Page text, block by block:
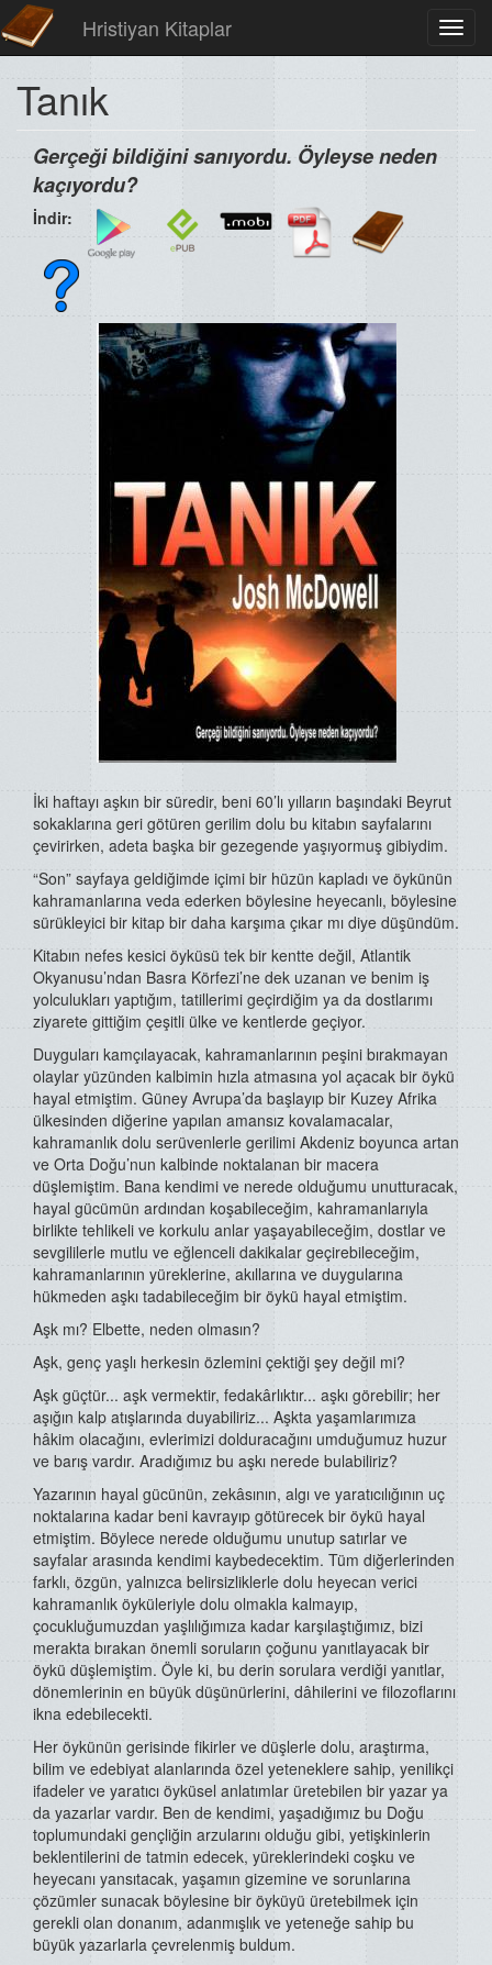
Hristiyan Kitaplar
Tanık
Gerçeği bildiğini sanıyordu. Öyleyse neden
kaçıyordu?
İndir:
İki haftayı aşkın bir süredir, beni 60’lı yılların başındaki Beyrut
sokaklarına geri götüren gerilim dolu bu kitabın sayfalarını
çevirirken, adeta başka bir gezegende yaşıyormuş gibiydim.
“Son” sayfaya geldiğimde içimi bir hüzün kapladı ve öykünün
kahramanlarına veda ederken böylesine heyecanlı, böylesine
sürükleyici bir kitap bir daha karşıma çıkar mı diye düşündüm.
Kitabın nefes kesici öyküsü tek bir kentte değil, Atlantik
Okyanusu’ndan Basra Körfezi’ne dek uzanan ve benim iş
yolculukları yaptığım, tatillerimi geçirdiğim ya da dostlarımı
ziyarete gittiğim çeşitli ülke ve kentlerde geçiyor.
Duyguları kamçılayacak, kahramanlarının peşini bırakmayan
olaylar yüzünden kalbimin hızla atmasına yol açacak bir öykü
hayal etmiştim. Güney Avrupa’da başlayıp bir Kuzey Afrika
ülkesinden diğerine yapılan amansız kovalamacalar,
kahramanlık dolu serüvenlerle gerilimi Akdeniz boyunca artan
ve Orta Doğu’nun kalbinde noktalanan bir macera
düşlemiştim. Bana kendimi ve nerede olduğumu unutturacak,
hayal gücümün ardından koşabileceğim, kahramanlarıyla
birlikte tehlikeli ve korkulu anlar yaşayabileceğim, dostlar ve
sevgililerle mutlu ve eğlenceli dakikalar geçirebileceğim,
kahramanlarının yüreklerine, akıllarına ve duygularına
hükmeden aşkı tadabileceğim bir öykü hayal etmiştim.
Aşk mı? Elbette, neden olmasın?
Aşk, genç yaşlı herkesin özlemini çektiği şey değil mi?
Aşk güçtür... aşk vermektir, fedakârlıktır... aşkı görebilir; her
aşığın kalp atışlarında duyabiliriz... Aşkta yaşamlarımıza
hâkim olacağını, evlerimizi dolduracağını umduğumuz huzur
ve barış vardır. Aradığımız bu aşkı nerede bulabiliriz?
Yazarının hayal gücünün, zekâsının, algı ve yaratıcılığının uç
noktalarına kadar beni kavrayıp götürecek bir öykü hayal
etmiştim. Böylece nerede olduğumu unutup satırlar ve
sayfalar arasında kendimi kaybedecektim. Tüm diğerlerinden
farklı, özgün, yalnızca belirsizliklerle dolu heyecan verici
kahramanlık öyküleriyle dolu olmakla kalmayıp,
çocukluğumuzdan yaşlılığımıza kadar karşılaştığımız, bizi
merakta bırakan önemli soruların çoğunu yanıtlayacak bir
öykü düşlemiştim. Öyle ki, bu derin sorulara verdiği yanıtlar,
dönemlerinin en büyük düşünürlerini, dâhilerini ve filozoflarını
ikna edebilecekti.
Her öykünün gerisinde fikirler ve düşlerle dolu, araştırma,
bilim ve edebiyat alanlarında özel yeteneklere sahip, yenilikçi
ifadeler ve yaratıcı öyküsel anlatımlar üretebilen bir yazar ya
da yazarlar vardır. Ben de kendimi, yaşadığımız bu Doğu
toplumundaki gençliğin arzularını olduğu gibi, yetişkinlerin
beklentilerini de tatmin edecek, yüreklerindeki coşku ve
heyecanı yansıtacak, yaşamın gizemine ve sorunlarına
çözümler sunacak böylesine bir öyküyü üretebilmek için
gerekli olan donanım, adanmışlık ve yeteneğe sahip bu
büyük yazarlarla çevrelenmiş buldum.